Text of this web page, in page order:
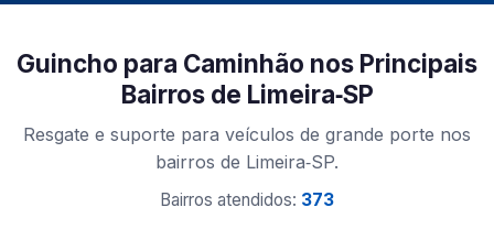
Guincho para Caminhão nos Principais
Bairros de Limeira‑SP
Resgate e suporte para veículos de grande porte nos
bairros de Limeira‑SP.
Bairros atendidos: 373